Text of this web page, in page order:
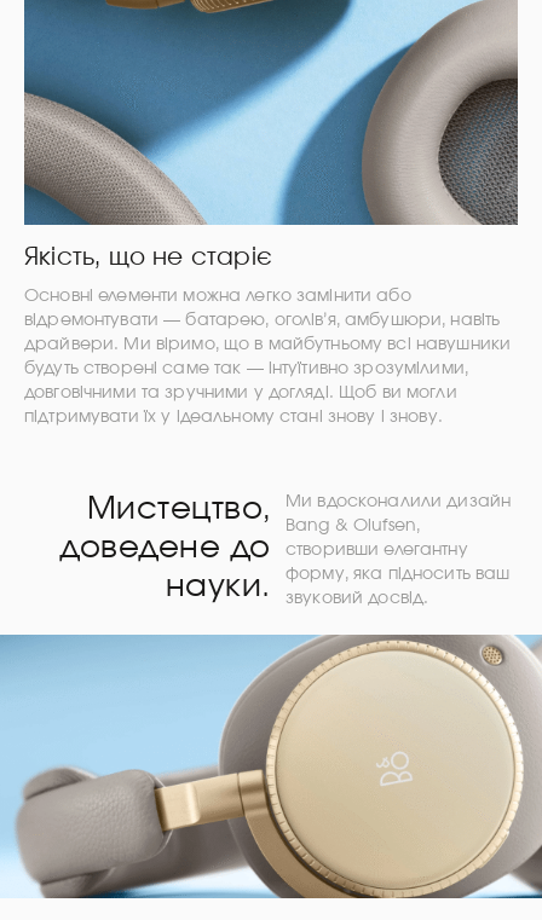
Якість, що не старіє
Основні елементи можна легко замінити або
відремонтувати — батарею, оголів’я, амбушюри, навіть
драйвери. Ми віримо, що в майбутньому всі навушники
будуть створені саме так — інтуїтивно зрозумілими,
довговічними та зручними у догляді. Щоб ви могли
підтримувати їх у ідеальному стані знову і знову.
Мистецтво,
доведене до
науки.
Ми вдосконалили дизайн
Bang & Olufsen,
створивши елегантну
форму, яка підносить ваш
звуковий досвід.